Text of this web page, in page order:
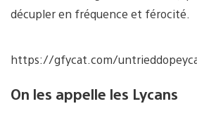
décupler en fréquence et férocité.
https://gfycat.com/
On les appelle les Lycans